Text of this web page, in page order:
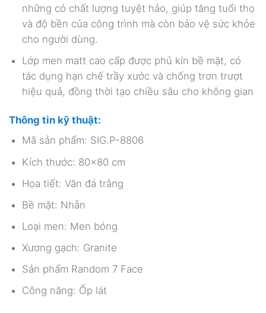
những có chất lượng tuyệt hảo, giúp tăng tuổi thọ
và độ bền của công trình mà còn bảo vệ sức khỏe
cho người dùng.
Lớp men matt cao cấp được phủ kín bề mặt, có
tác dụng hạn chế trầy xước và chống trơn trượt
hiệu quả, đồng thời tạo chiều sâu cho không gian
Thông tin kỹ thuật:
Mã sản phẩm: SIG.P-8806
Kích thước: 80×80 cm
Họa tiết: Vân đá trắng
Bề mặt: Nhẵn
Loại men: Men bóng
Xương gạch: Granite
Sản phẩm Random 7 Face
Công năng: Ốp lát